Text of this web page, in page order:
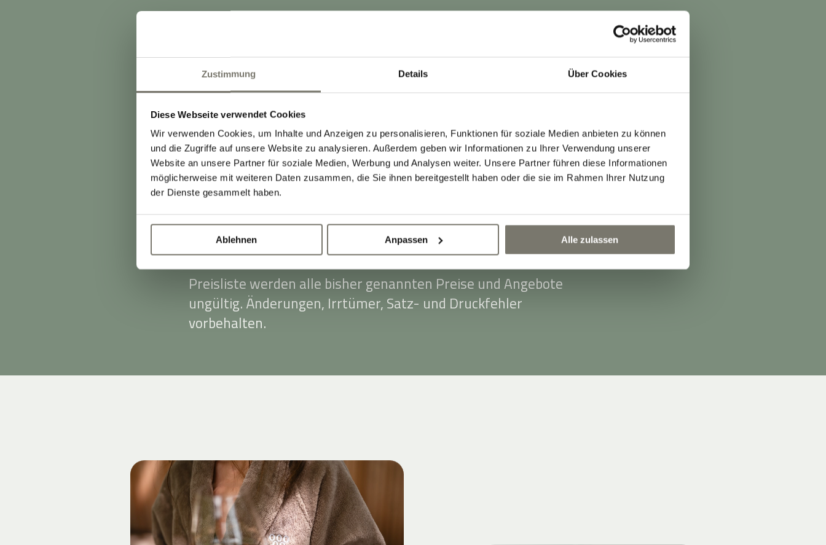
Zustimmung Details Über Cookies
Diese Webseite verwendet Cookies
Wir verwenden Cookies, um Inhalte und Anzeigen zu personalisieren, Funktionen für soziale Medien anbieten zu können
und die Zugriffe auf unsere Website zu analysieren. Außerdem geben wir Informationen zu Ihrer Verwendung unserer
Website an unsere Partner für soziale Medien, Werbung und Analysen weiter. Unsere Partner führen diese Informationen
möglicherweise mit weiteren Daten zusammen, die Sie ihnen bereitgestellt haben oder die sie im Rahmen Ihrer Nutzung
der Dienste gesammelt haben.
Ablehnen Anpassen Alle zulassen
Auslastung. Das flexible Preismodell ist vor allem für
Frühbucher von Vorteil.
Die Preise beinhalten 10 % Mehrwertsteuer. Für die
Einzelbelegung im Doppelzimmer berechnen wir einen
Tagessatz von 30,00 €. Als Zahlungsmittel akzeptieren wir
Bargeld, Visa-, Master- und Eurocard.
Die angegebenen Preise verstehen sich ab dem 20.03.2025
zuzüglich 3,00 € Ortstaxe pro Person (ab 14 Jahren) und Tag.
Diese wird vor Ort bezahlt.
Stand Preisliste: Dezember 2025. Mit Erscheinen dieser
Preisliste werden alle bisher genannten Preise und Angebote
ungültig. Änderungen, Irrtümer, Satz- und Druckfehler
vorbehalten.